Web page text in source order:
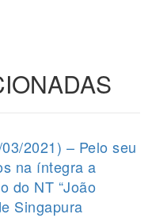
2021) – Pelo seu
na íntegra a
do NT “João
Singapura